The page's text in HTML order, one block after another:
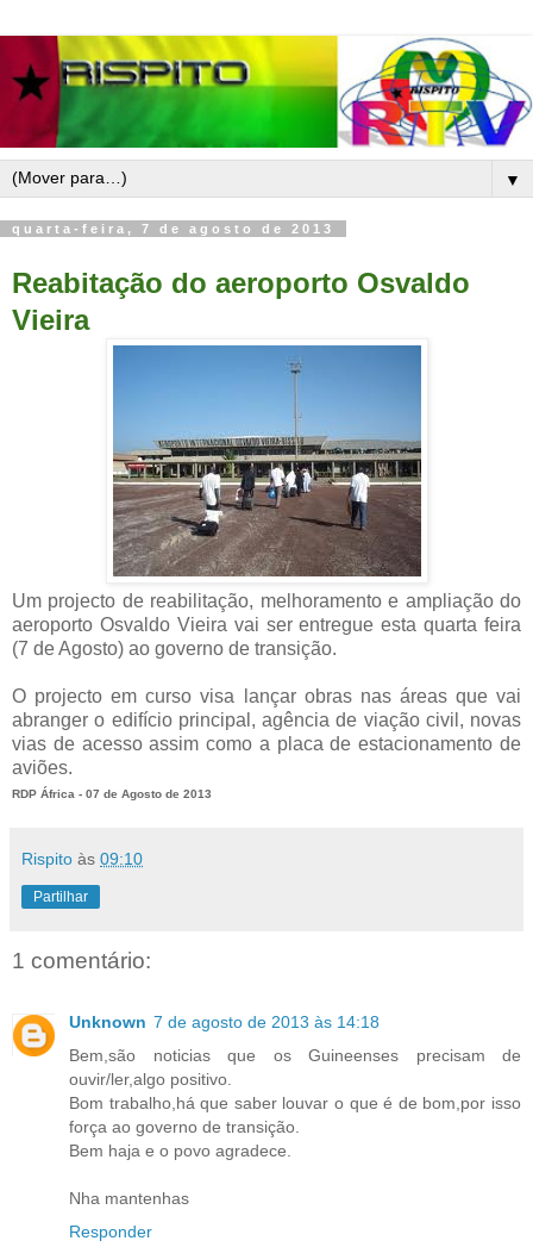
▼
quarta-feira, 7 de agosto de 2013
Reabitação do aeroporto Osvaldo
Vieira
Um projecto de reabilitação, melhoramento e ampliação do
aeroporto Osvaldo Vieira vai ser entregue esta quarta feira
(7 de Agosto) ao governo de transição.
O projecto em curso visa lançar obras nas áreas que vai
abranger o edifício principal, agência de viação civil, novas
vias de acesso assim como a placa de estacionamento de
aviões.
RDP África - 07 de Agosto de 2013
Rispito às 09:10
Partilhar
1 comentário:
Unknown 7 de agosto de 2013 às 14:18
Bem,são noticias que os Guineenses precisam de
ouvir/ler,algo positivo.
Bom trabalho,há que saber louvar o que é de bom,por isso
força ao governo de transição.
Bem haja e o povo agradece.
Nha mantenhas
Responder